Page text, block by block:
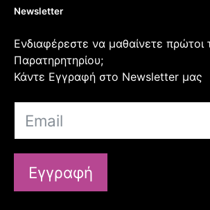
Newsletter
Ενδιαφέρεστε να μαθαίνετε πρώτοι
Παρατηρητηρίου;
Κάντε Εγγραφή στο Newsletter μας
Εγγραφή